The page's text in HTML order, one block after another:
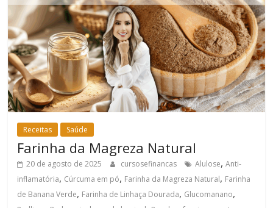
Receitas Saúde
Farinha da Magreza Natural
20 de agosto de 2025 cursosefinancas Alulose,Anti-
inflamatória, Cúrcuma em pó, Farinha da Magreza Natural, Farinha
de Banana Verde, Farinha de Linhaça Dourada, Glucomanano,